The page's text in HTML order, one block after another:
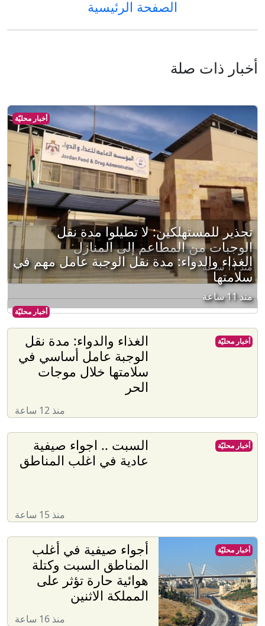
الصفحة الرئيسية
أخبار ذات صلة
أخبار محليّة
تحذير للمستهلكين: لا تطيلوا مدة نقل
الوجبات من المطاعم إلى المنازل
منذ 11 ساعة
أخبار محليّة
الغذاء والدواء: مدة نقل الوجبة عامل مهم في
سلامتها
منذ 11 ساعة
الغذاء والدواء: مدة نقل
الوجبة عامل أساسي في
سلامتها خلال موجات
الحر
منذ 12 ساعة
أخبار محليّة
السبت .. اجواء صيفية
عادية في اغلب المناطق
منذ 15 ساعة
أخبار محليّة
أجواء صيفية في أغلب
المناطق السبت وكتلة
هوائية حارة تؤثر على
المملكة الاثنين
منذ 16 ساعة
أخبار محليّة